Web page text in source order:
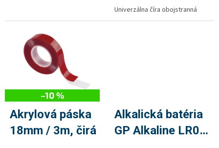
Univerzálna číra obojstranná
páska zo 100 % akrylátu. Vďaka
–10 %
Akrylová páska
18mm / 3m, čirá
Alkalická batéria
GP Alkaline LR03